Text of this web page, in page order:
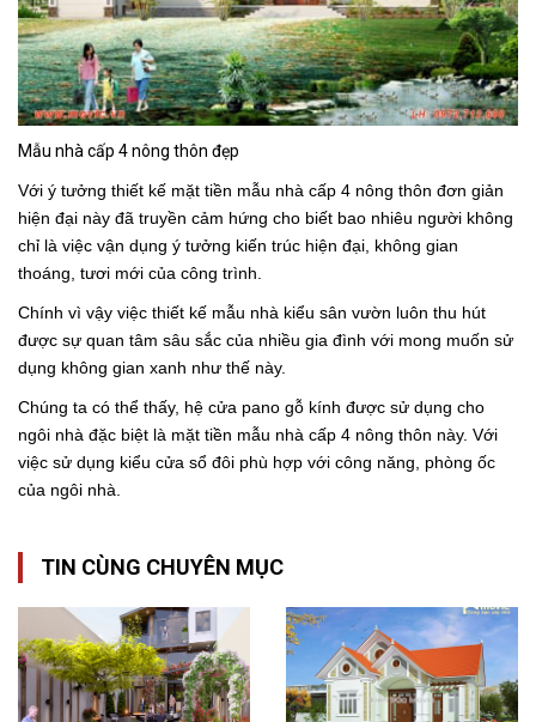
Mẫu nhà cấp 4 nông thôn đẹp
Với ý tưởng thiết kế mặt tiền mẫu nhà cấp 4 nông thôn đơn giản
hiện đại này đã truyền cảm hứng cho biết bao nhiêu người không
chỉ là việc vận dụng ý tưởng kiến trúc hiện đại, không gian
thoáng, tươi mới của công trình.
Chính vì vậy việc thiết kế mẫu nhà kiểu sân vườn luôn thu hút
được sự quan tâm sâu sắc của nhiều gia đình với mong muốn sử
dụng không gian xanh như thế này.
Chúng ta có thể thấy, hệ cửa pano gỗ kính được sử dụng cho
ngôi nhà đặc biệt là mặt tiền mẫu nhà cấp 4 nông thôn này. Với
việc sử dụng kiểu cửa sổ đôi phù hợp với công năng, phòng ốc
của ngôi nhà.
TIN CÙNG CHUYÊN MỤC